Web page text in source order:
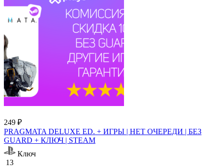
249 ₽
PRAGMATA DELUXE ED. + ИГРЫ | НЕТ ОЧЕРЕДИ | БЕЗ
GUARD + КЛЮЧ | STEAM
Ключ
13